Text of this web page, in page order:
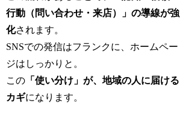
行動（問い合わせ・来店）」の導線が強
化されます。
SNSでの発信はフランクに、ホームペー
ジはしっかりと。
この 「使い分け」が、地域の人に届ける
カギになります。